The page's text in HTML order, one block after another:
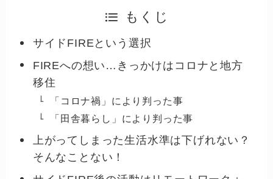
もくじ
サイドFIREという選択
FIREへの想い…きっかけはコロナと地方
移住
「コロナ禍」により判った事
「田舎暮らし」により判った事
上がってしまった生活水準は下げれない？
そんなことない！